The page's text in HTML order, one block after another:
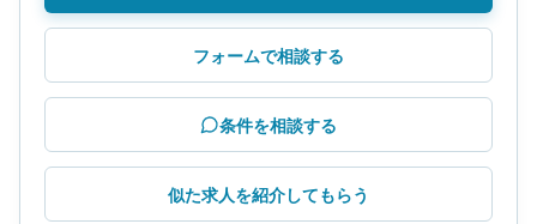
フォームで相談する
条件を相談する
似た求人を紹介してもらう